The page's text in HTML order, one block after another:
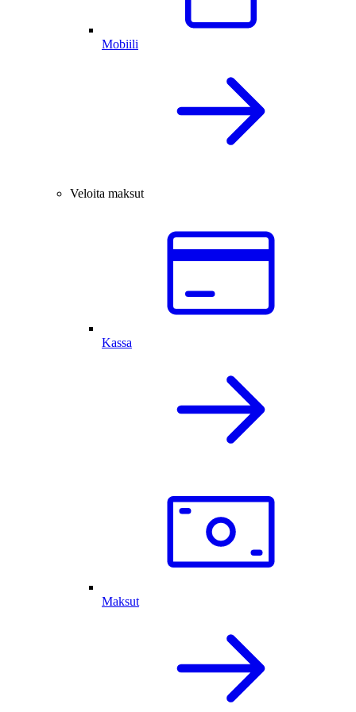
Mobiili
Veloita maksut
Kassa
Maksut